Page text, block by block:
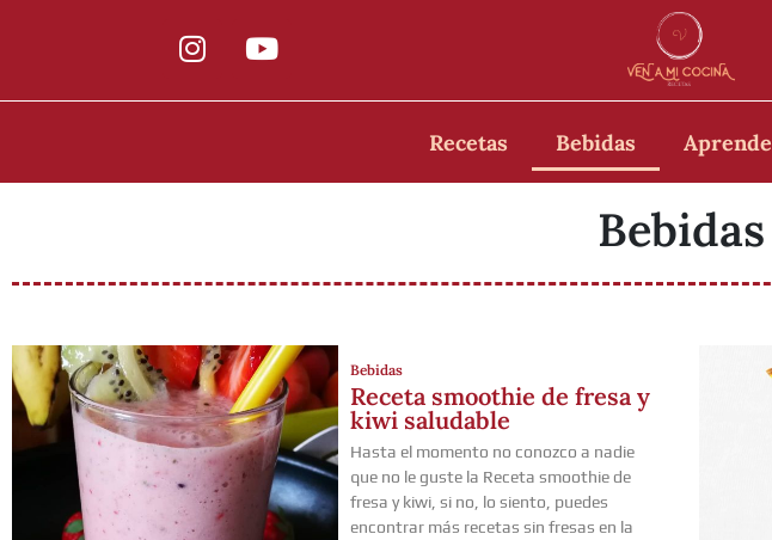
Recetas Bebidas Aprende
Bebidas
Bebidas
Receta smoothie de fresa y
kiwi saludable
Hasta el momento no conozco a nadie
que no le guste la Receta smoothie de
fresa y kiwi, si no, lo siento, puedes
encontrar más recetas sin fresas en la